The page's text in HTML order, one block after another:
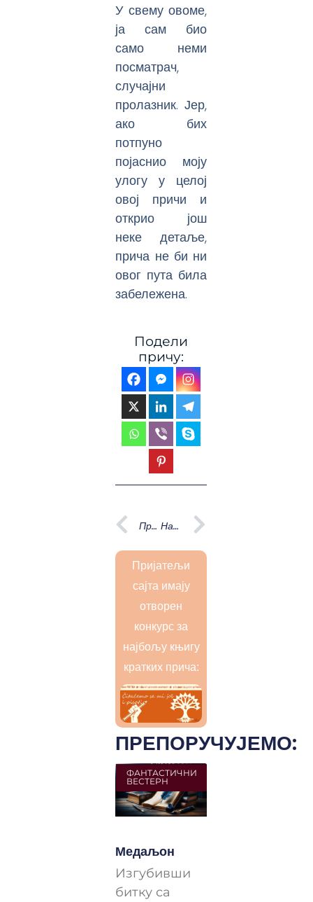
У свему овоме,
ја сам био
само неми
посматрач,
случајни
пролазник. Јер,
ако бих
потпуно
појаснио моју
улогу у целој
овој причи и
открио још
неке детаље,
прича не би ни
овог пута била
забележена.
Подели
причу:
Prev
Претходна Наредна
Next
Пријатељи
сајта имају
отворен
конкурс за
најбољу књигу
кратких прича:
ПРЕПОРУЧУЈЕМО:
ФАНТАСТИЧНИ
ВЕСТЕРН
Медаљон
Изгубивши
битку са